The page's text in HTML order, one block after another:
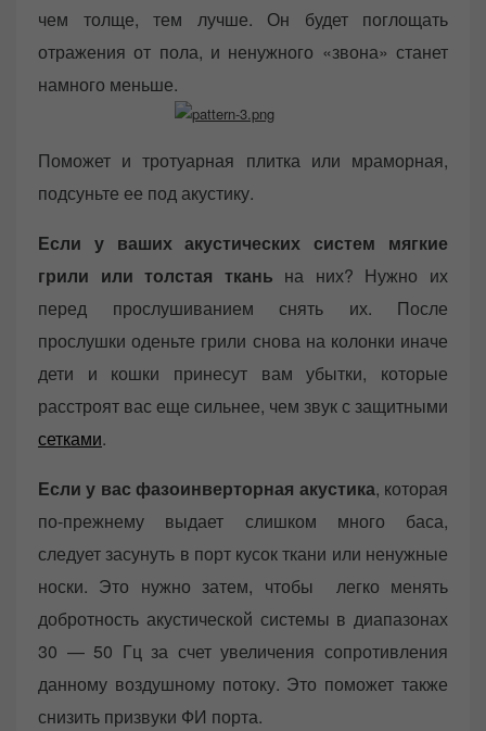
чем толще, тем лучше. Он будет поглощать
отражения от пола, и ненужного «звона» станет
намного меньше.
Поможет и тротуарная плитка или мраморная,
подсуньте ее под акустику.
Если у ваших акустических систем мягкие
грили или толстая ткань на них? Нужно их
перед прослушиванием снять их. После
прослушки оденьте грили снова на колонки иначе
дети и кошки принесут вам убытки, которые
расстроят вас еще сильнее, чем звук с защитными
сетками.
Если у вас фазоинверторная акустика, которая
по-прежнему выдает слишком много баса,
следует засунуть в порт кусок ткани или ненужные
носки. Это нужно затем, чтобы легко менять
добротность акустической системы в диапазонах
30 — 50 Гц за счет увеличения сопротивления
данному воздушному потоку. Это поможет также
снизить призвуки ФИ порта.